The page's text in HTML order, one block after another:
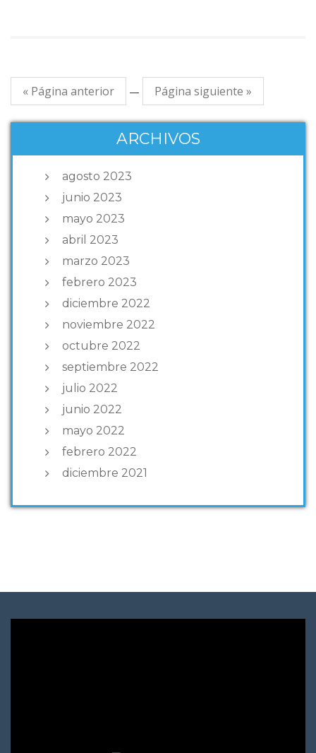
« Página anterior — Página siguiente »
ARCHIVOS
agosto 2023
junio 2023
mayo 2023
abril 2023
marzo 2023
febrero 2023
diciembre 2022
noviembre 2022
octubre 2022
septiembre 2022
julio 2022
junio 2022
mayo 2022
febrero 2022
diciembre 2021